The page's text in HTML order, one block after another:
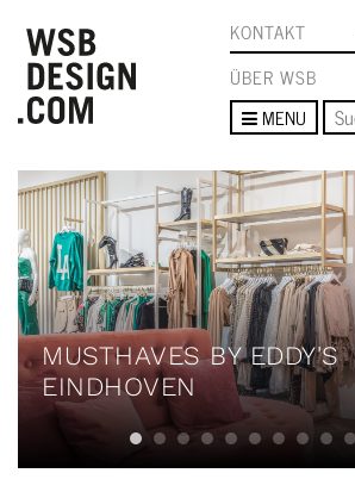
KONTAKT
ÜBER WSB
MENU
MUSTHAVES BY EDDY'S
EINDHOVEN